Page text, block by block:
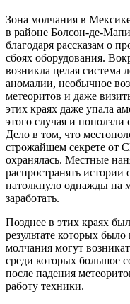
Зона молчания в
в районе Болсон-де-
благодаря рассказам о
сбоях оборудования.
возникла целая система
аномалии, необычное
метеоритов и даже
этих краях даже упала
этого случая и
Дело в том, что
строжайшем секрете от
охранялась. Местные
распространять истории
натолкнуло однажды на
заработать.
Позднее в этих краях
результате которых
молчания могут
среди которых большое
после падения
работу техники.